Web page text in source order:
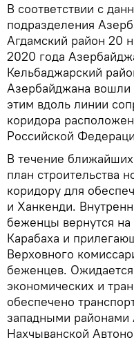
В соответствии с
подразделения
Агдамский район 20
2020 года
Кельбаджарский
Азербайджана вошли
этим вдоль линии
коридора
Российской
В течение ближайших
план строительства
коридору для
и Ханкенди.
беженцы вернутся
Карабаха и
Верховного
беженцев.
экономических и
обеспечено
западными районами
Нахчыванской